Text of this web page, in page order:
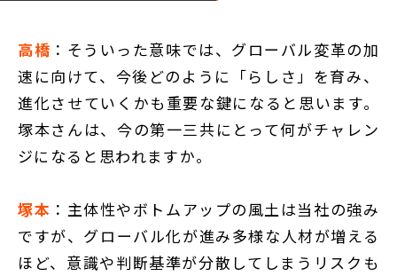
高橋 ：そういった意味では、グローバル変革の加
速に向けて、今後どのように「らしさ」を育み、
進化させていくかも重要な鍵になると思います。
塚本さんは、今の第一三共にとって何がチャレン
ジになると思われますか。
塚本 ：主体性やボトムアップの風土は当社の強み
ですが、グローバル化が進み多様な人材が増える
ほど、意識や判断基準が分散してしまうリスクも